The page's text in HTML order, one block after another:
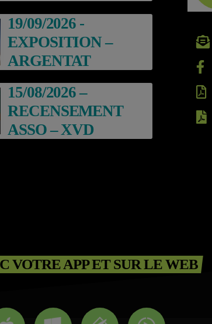
ARGENTAT
19/09/2026 -
EXPOSITION –
ARGENTAT
15/08/2026 –
RECENSEMENT
ASSO – XVD
VOTRE APP ET SUR LE WEB